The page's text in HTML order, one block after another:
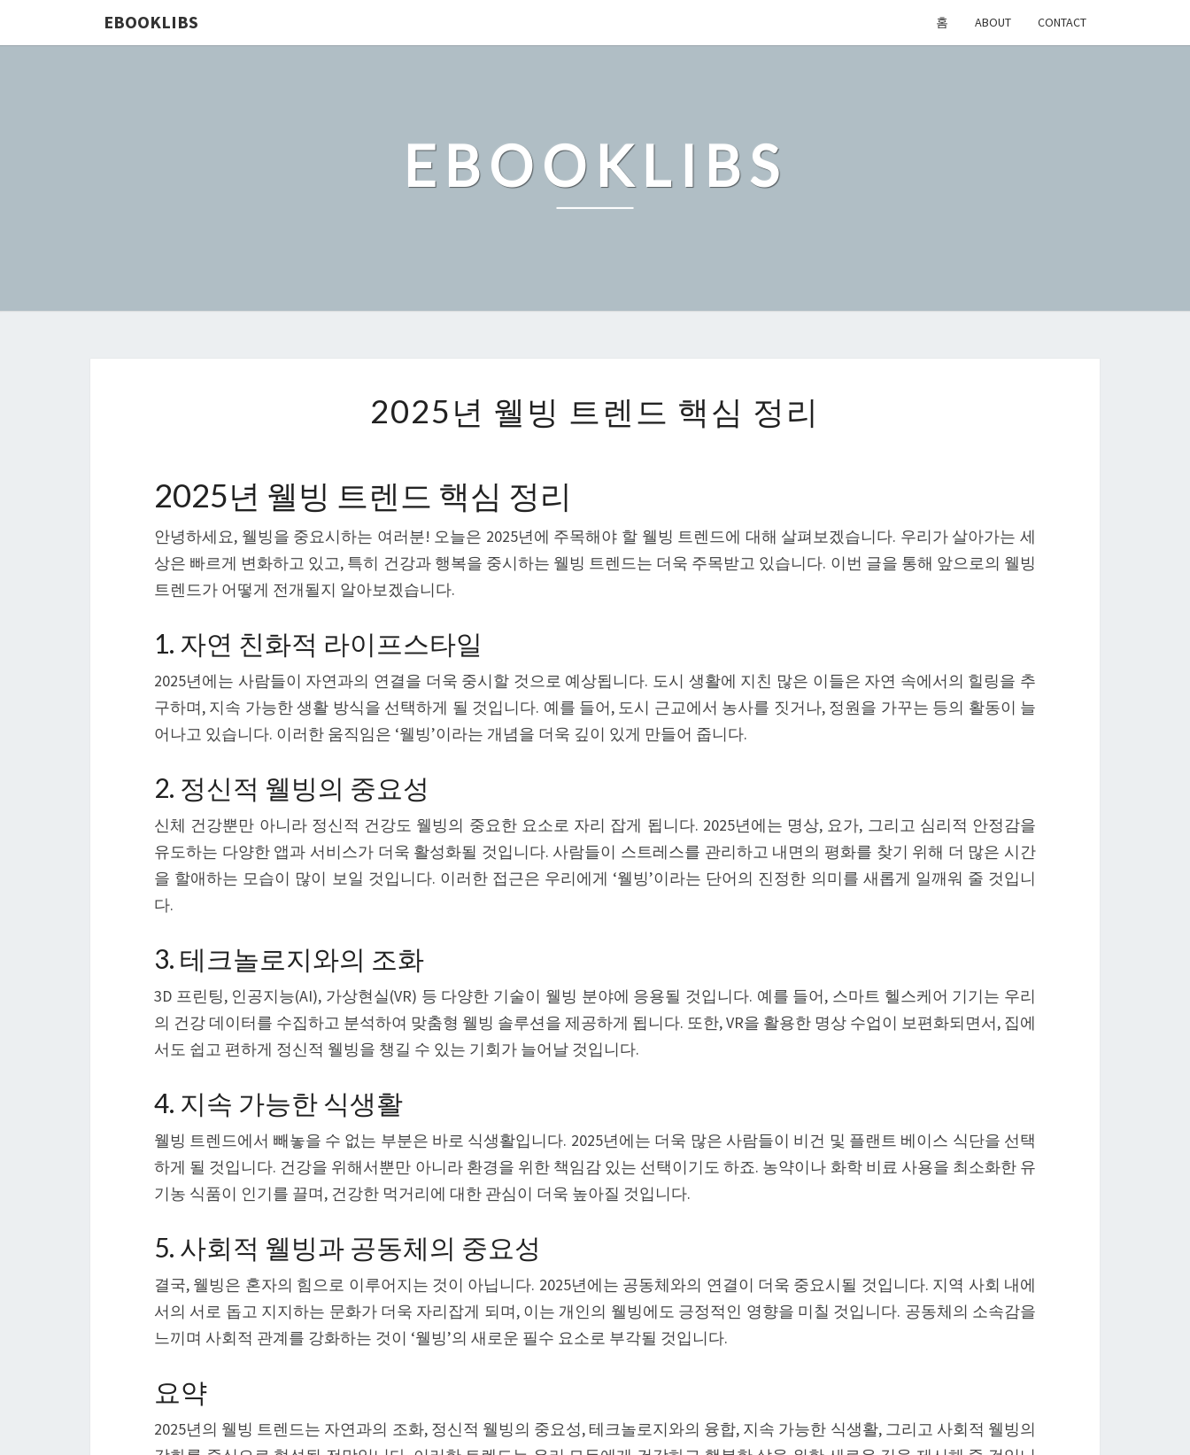
EBOOKLIBS 홈 ABOUT CONTACT
EBOOKLIBS
년
드
핵
2025년 웰빙 트렌드 핵심 정리
2025년 웰빙 트렌드 핵심 정리
안녕하세요, 웰빙을 중요시하는 여러분! 오늘은 2025년에 주목해야 할 웰빙 트렌드에 대해 살펴보겠습니다. 우리가 살아가는 세
상은 빠르게 변화하고 있고, 특히 건강과 행복을 중시하는 웰빙 트렌드는 더욱 주목받고 있습니다. 이번 글을 통해 앞으로의 웰빙
트렌드가 어떻게 전개될지 알아보겠습니다.
1. 자연 친화적 라이프스타일
2025년에는 사람들이 자연과의 연결을 더욱 중시할 것으로 예상됩니다. 도시 생활에 지친 많은 이들은 자연 속에서의 힐링을 추
구하며, 지속 가능한 생활 방식을 선택하게 될 것입니다. 예를 들어, 도시 근교에서 농사를 짓거나, 정원을 가꾸는 등의 활동이 늘
어나고 있습니다. 이러한 움직임은 ‘웰빙’이라는 개념을 더욱 깊이 있게 만들어 줍니다.
2. 정신적 웰빙의 중요성
신체 건강뿐만 아니라 정신적 건강도 웰빙의 중요한 요소로 자리 잡게 됩니다. 2025년에는 명상, 요가, 그리고 심리적 안정감을
유도하는 다양한 앱과 서비스가 더욱 활성화될 것입니다. 사람들이 스트레스를 관리하고 내면의 평화를 찾기 위해 더 많은 시간
을 할애하는 모습이 많이 보일 것입니다. 이러한 접근은 우리에게 ‘웰빙’이라는 단어의 진정한 의미를 새롭게 일깨워 줄 것입니
다.
3. 테크놀로지와의 조화
3D 프린팅, 인공지능(AI), 가상현실(VR) 등 다양한 기술이 웰빙 분야에 응용될 것입니다. 예를 들어, 스마트 헬스케어 기기는 우리
의 건강 데이터를 수집하고 분석하여 맞춤형 웰빙 솔루션을 제공하게 됩니다. 또한, VR을 활용한 명상 수업이 보편화되면서, 집에
서도 쉽고 편하게 정신적 웰빙을 챙길 수 있는 기회가 늘어날 것입니다.
4. 지속 가능한 식생활
웰빙 트렌드에서 빼놓을 수 없는 부분은 바로 식생활입니다. 2025년에는 더욱 많은 사람들이 비건 및 플랜트 베이스 식단을 선택
하게 될 것입니다. 건강을 위해서뿐만 아니라 환경을 위한 책임감 있는 선택이기도 하죠. 농약이나 화학 비료 사용을 최소화한 유
기농 식품이 인기를 끌며, 건강한 먹거리에 대한 관심이 더욱 높아질 것입니다.
5. 사회적 웰빙과 공동체의 중요성
결국, 웰빙은 혼자의 힘으로 이루어지는 것이 아닙니다. 2025년에는 공동체와의 연결이 더욱 중요시될 것입니다. 지역 사회 내에
서의 서로 돕고 지지하는 문화가 더욱 자리잡게 되며, 이는 개인의 웰빙에도 긍정적인 영향을 미칠 것입니다. 공동체의 소속감을
느끼며 사회적 관계를 강화하는 것이 ‘웰빙’의 새로운 필수 요소로 부각될 것입니다.
요약
2025년의 웰빙 트렌드는 자연과의 조화, 정신적 웰빙의 중요성, 테크놀로지와의 융합, 지속 가능한 식생활, 그리고 사회적 웰빙의